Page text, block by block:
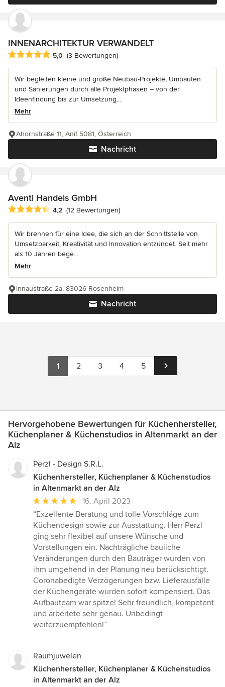
INNENARCHITEKTUR VERWANDELT
Durchschnittliche Bewertung: 5 von 5 Sternen
5,0 (3 Bewertungen)
Wir begleiten kleine und große Neubau-Projekte, Umbauten
und Sanierungen durch alle Projektphasen – von der
Ideenfindung bis zur Umsetzung....
Mehr
Nachricht
Ahornstraße 11, Anif 5081, Österreich
Aventi Handels GmbH
Durchschnittliche Bewertung: 4.2 von 5 Sternen
4,2 (12 Bewertungen)
Wir brennen für eine Idee, die sich an der Schnittstelle von
Umsetzbarkeit, Kreativität und Innovation entzündet. Seit mehr
als 10 Jahren bege...
Mehr
Nachricht
Innaustraße 2a, 83026 Rosenheim
1 2 3 4 5
Hervorgehobene Bewertungen für Küchenhersteller,
Küchenplaner & Küchenstudios in Altenmarkt an der
Alz
Perzl - Design S.R.L.
Küchenhersteller, Küchenplaner & Küchenstudios
in Altenmarkt an der Alz
Durchschnittliche
Bewertung:
5
von
5
Sternen
16. April 2023
“Exzellente Beratung und tolle Vorschläge zum
Küchendesign sowie zur Ausstattung. Herr Perzl
ging sehr flexibel auf unsere Wünsche und
Vorstellungen ein. Nachträgliche bauliche
Veränderungen durch den Bauträger wurden von
ihm umgehend in der Planung neu berücksichtigt.
Coronabedigte Verzögerungen bzw. Lieferausfälle
der Küchengeräte wurden sofort kompensiert. Das
Aufbauteam war spitze! Sehr freundlich, kompetent
und arbeitete sehr genau. Unbedingt
weiterzuempfehlen!”
Raumjuwelen
Küchenhersteller, Küchenplaner & Küchenstudios
in Altenmarkt an der Alz